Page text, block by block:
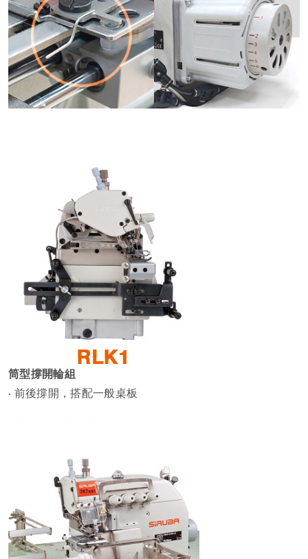
筒型撐開輪組
‧ 前後撐開，搭配一般桌板